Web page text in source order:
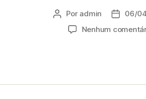
Por admin
06/
Nenhum